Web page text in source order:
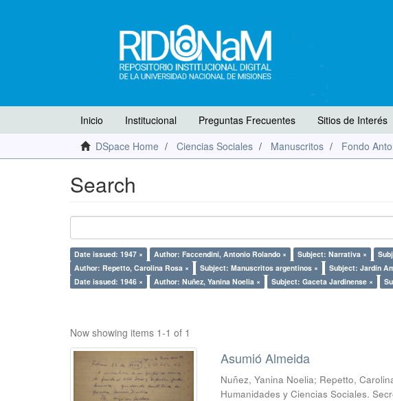
Inicio Institucional Preguntas Frecuentes
Sitios de Interés
DSpace Home
Ciencias Sociales Manuscritos Fondo
Search
Date issued: 1947 × Author: Faccendini, Antonio Rolando × Subject: Narrativa ×
Author: Repetto, Carolina Rosa ×
Subject: Manuscritos argentinos × Subject: Jardín
Date issued: 1946 ×
Author: Nuñez, Yanina Noelia × Subject: Gaceta Jardinense ×
Now showing items 1-1 of 1
Asumió Almeida
Nuñez, Yanina Noelia; Repetto,
Humanidades y Ciencias Sociales.